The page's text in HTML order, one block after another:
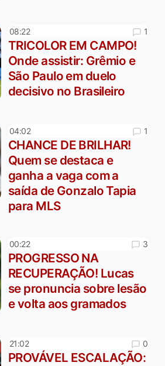
08:22 1
TRICOLOR EM CAMPO!
Onde assistir: Grêmio e
São Paulo em duelo
decisivo no Brasileiro
04:02 1
CHANCE DE BRILHAR!
Quem se destaca e
ganha a vaga com a
saída de Gonzalo Tapia
para MLS
00:22 3
PROGRESSO NA
RECUPERAÇÃO! Lucas
se pronuncia sobre lesão
e volta aos gramados
21:02 0
PROVÁVEL ESCALAÇÃO: